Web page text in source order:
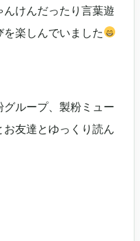
けんだったり言葉遊
楽しんでいました
ループ、製粉ミュー
友達とゆっくり読ん